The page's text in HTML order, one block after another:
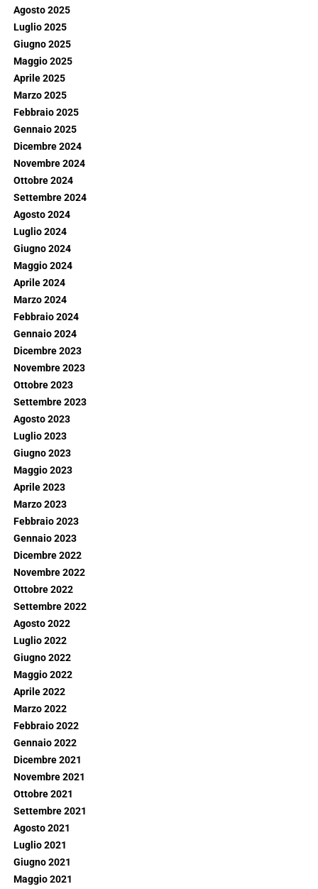
Agosto 2025
Luglio 2025
Giugno 2025
Maggio 2025
Aprile 2025
Marzo 2025
Febbraio 2025
Gennaio 2025
Dicembre 2024
Novembre 2024
Ottobre 2024
Settembre 2024
Agosto 2024
Luglio 2024
Giugno 2024
Maggio 2024
Aprile 2024
Marzo 2024
Febbraio 2024
Gennaio 2024
Dicembre 2023
Novembre 2023
Ottobre 2023
Settembre 2023
Agosto 2023
Luglio 2023
Giugno 2023
Maggio 2023
Aprile 2023
Marzo 2023
Febbraio 2023
Gennaio 2023
Dicembre 2022
Novembre 2022
Ottobre 2022
Settembre 2022
Agosto 2022
Luglio 2022
Giugno 2022
Maggio 2022
Aprile 2022
Marzo 2022
Febbraio 2022
Gennaio 2022
Dicembre 2021
Novembre 2021
Ottobre 2021
Settembre 2021
Agosto 2021
Luglio 2021
Giugno 2021
Maggio 2021